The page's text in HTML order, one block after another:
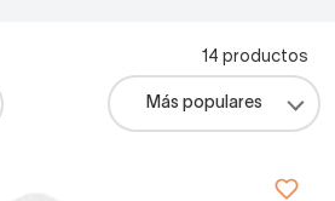
14 productos